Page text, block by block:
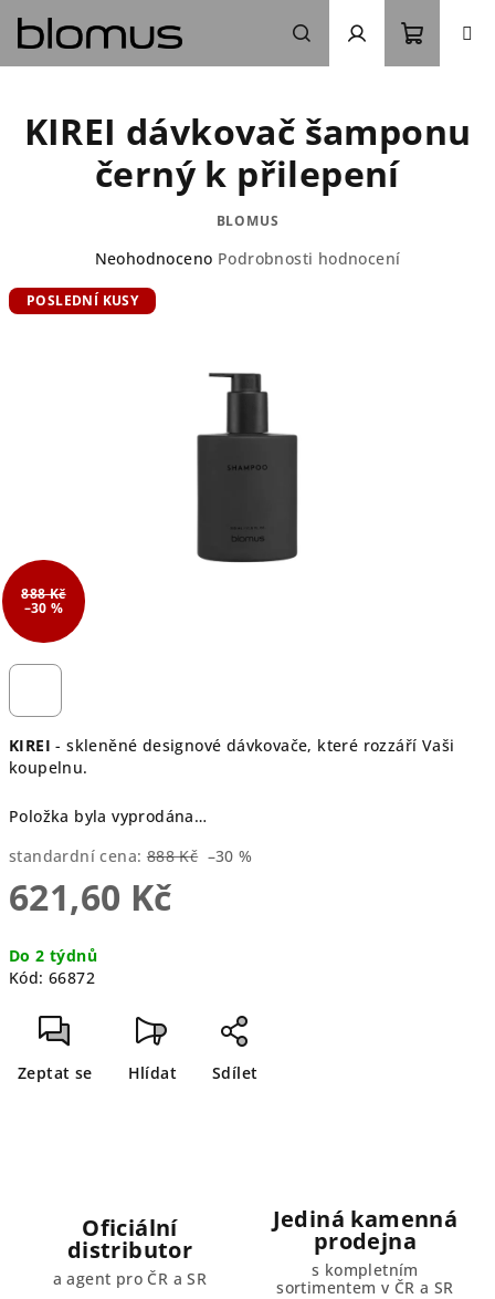
obsah
Hledat Přihlášení
košík
KIREI- skleněné designové dávkovače, které rozzáří Vaši
koupelnu.
Položka byla vyprodána…
standardní cena: 888 Kč –30 %
621,60 Kč
cena:
Do 2 týdnů
Kód: 66872
Zeptat se Hlídat Sdílet
KIREI dávkovač šamponu
černý k přilepení
BLOMUS
Průměrné
produktu
Neohodnoceno Podrobnosti hodnocení
POSLEDNÍ KUSY
888 Kč
–30 %
Oficiální
distributor
a agent pro ČR a SR
Jediná kamenná
prodejna
s kompletním
sortimentem v ČR a SR